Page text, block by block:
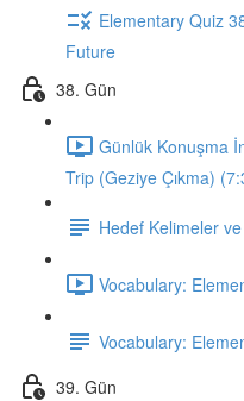
Elementary Quiz
Future
38. Gün
Günlük Konuşma
Trip (Geziye Çıkma)
Hedef Kelimeler ve
Vocabulary:
Vocabulary:
39. Gün